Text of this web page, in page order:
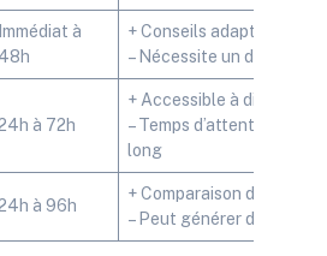
Immédiat à
48h
+ Conseils adaptés
– Nécessite un
à 72h
+ Accessible à distance
– Temps d’attente parfois
long
à 96h
+ Comparaison d’offres
– Peut générer des frais